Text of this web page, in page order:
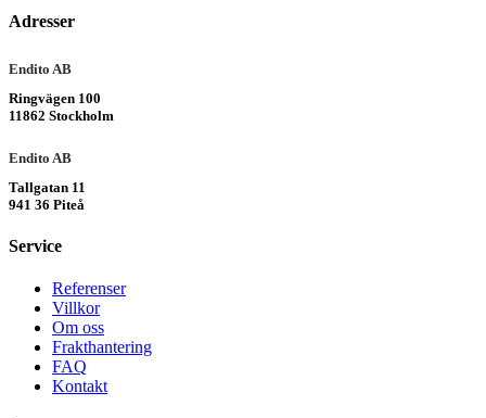
Adresser
Endito AB
Ringvägen 100
11862 Stockholm
Endito AB
Tallgatan 11
941 36 Piteå
Service
Referenser
Villkor
Om oss
Frakthantering
FAQ
Kontakt